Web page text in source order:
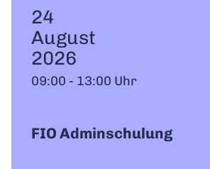
24
August
2026
09:00 - 13:00 Uhr
FIO Adminschulung